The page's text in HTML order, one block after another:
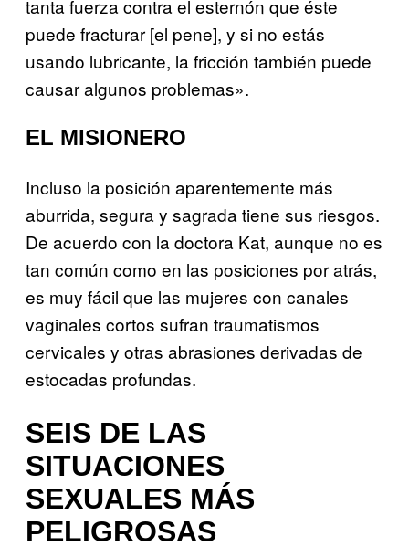
tanta fuerza contra el esternón que éste
puede fracturar [el pene], y si no estás
usando lubricante, la fricción también puede
causar algunos problemas».
EL MISIONERO
Incluso la posición aparentemente más
aburrida, segura y sagrada tiene sus riesgos.
De acuerdo con la doctora Kat, aunque no es
tan común como en las posiciones por atrás,
es muy fácil que las mujeres con canales
vaginales cortos sufran traumatismos
cervicales y otras abrasiones derivadas de
estocadas profundas.
SEIS DE LAS
SITUACIONES
SEXUALES MÁS
PELIGROSAS